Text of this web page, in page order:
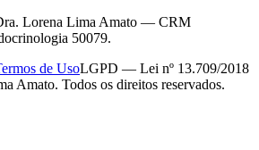
Lorena Lima Amato — CRM
50079.
de UsoLGPD — Lei nº 13.709/2018
Amato. Todos os direitos reservados.